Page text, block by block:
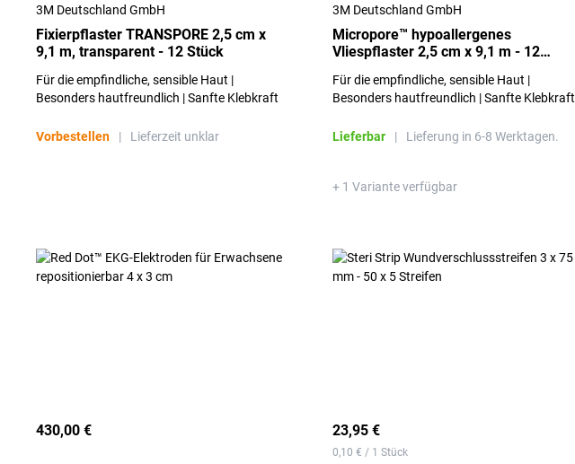
3M Deutschland GmbH
Fixierpflaster TRANSPORE 2,5 cm x
9,1 m, transparent - 12 Stück
Für die empfindliche, sensible Haut |
Besonders hautfreundlich | Sanfte Klebkraft
Vorbestellen | Lieferzeit unklar
3M Deutschland GmbH
Micropore™ hypoallergenes
Vliespflaster 2,5 cm x 9,1 m - 12
Für die empfindliche, sensible Haut |
Besonders hautfreundlich | Sanfte Klebkraft
Lieferbar | Lieferung in 6-8 Werktagen.
+ 1 Variante verfügbar
430,00 € 23,95 €
0,10 € / 1 Stück